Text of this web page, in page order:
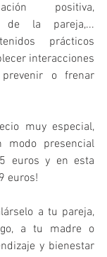
positiva,
de la pareja,...
prácticos
interacciones
o frenar
muy especial,
modo presencial
euros y en esta
euros!
a tu pareja,
a tu madre o
y bienestar